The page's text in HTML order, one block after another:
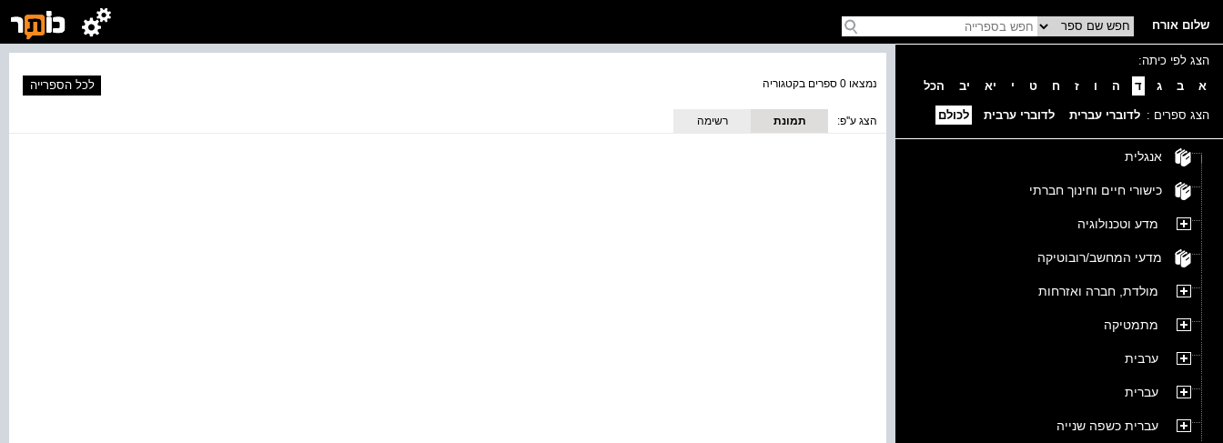
שלום אורח
הצג לפי כיתה:
א
ב ג ד ה ו ז ח ט י יא יב הכל
הצג ספרים : לדוברי עברית לדוברי ערבית לכולם
אנגלית
כישורי חיים וחינוך חברתי
מדע וטכנולוגיה
מדעי המחשב/רובוטיקה
מולדת, חברה ואזרחות
מתמטיקה
ערבית
עברית
עברית כשפה שנייה
נמצאו 0 ספרים בקטגוריה לכל הספרייה
הצג ע''פ:
תמונת
רשימה